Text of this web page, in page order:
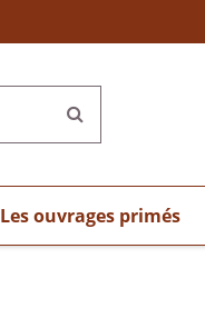
Les ouvrages primés